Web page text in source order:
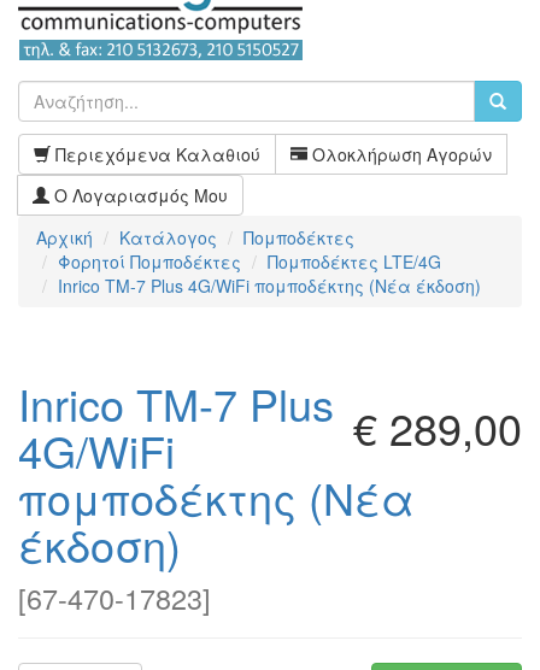
Περιεχόμενα Καλαθιού
Ολοκλήρωση Αγορών
Ο Λογαριασμός Μου
Αρχική
Κατάλογος
Πομποδέκτες
Φορητoί Πομποδέκτες
Πομποδέκτες LTE/4G
Inrico TM-7 Plus 4G/WiFi πομποδέκτης (Νέα έκδοση)
€ 289,00
Inrico TM-7 Plus
4G/WiFi
πομποδέκτης (Νέα
έκδοση)
[67-470-17823]